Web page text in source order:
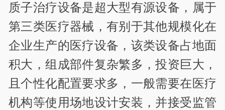
质子治疗设备是超大型有源设备，属于
第三类医疗器械，有别于其他规模化在
企业生产的医疗设备，该类设备占地面
积大，组成部件复杂繁多，投资巨大，
且个性化配置要求多，一般需要在医疗
机构等使用场地设计安装，并接受监管